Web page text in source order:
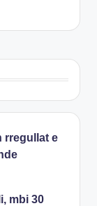
rregullat e
mbi 30